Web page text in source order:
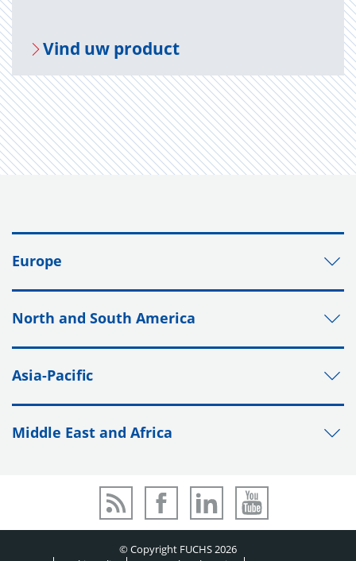
Vind uw pro­duct
Europe
North and South America
Asia-Pacific
Middle East and Africa
© Copyright FUCHS 2026